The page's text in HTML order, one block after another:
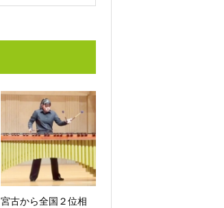
宮古から全国２位相